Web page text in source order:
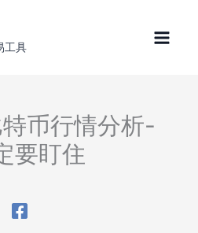
工具
币行情分析-
要盯住